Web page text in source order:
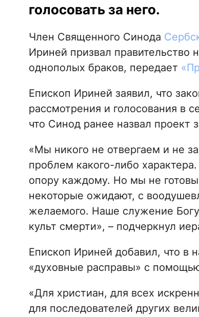
голосовать за него.
Член Священного Синода
Ириней призвал правительство
однополых браков, передает
Епископ Ириней заявил, что
рассмотрения и голосования в
что Синод ранее назвал проект
«Мы никого не отвергаем и не
проблем какого-либо
опору каждому. Но мы не
некоторые ожидают, с
желаемого. Наше служение
культ смерти», – подчеркнул
Епископ Ириней добавил, что в
«духовные расправы» с
«Для христиан, для всех
для последователей других